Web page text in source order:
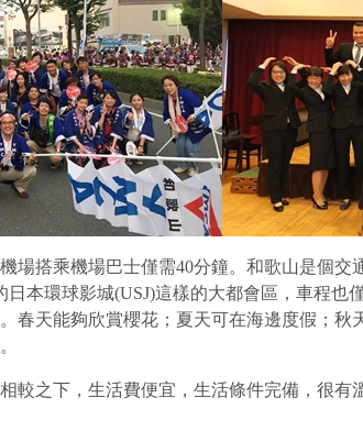
場搭乘機場巴士僅需40分鐘。和歌山是個交
本環球影城(USJ)這樣的大都會區，車程也
春天能夠欣賞櫻花；夏天可在海邊度假；秋
較之下，生活費便宜，生活條件完備，很有